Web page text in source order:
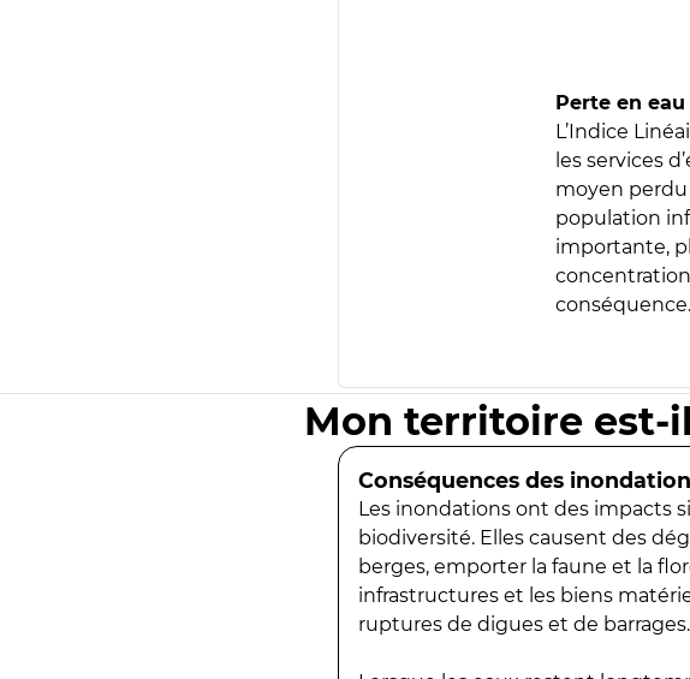
Perte en
L’Indice
les services
moyen perdu
population
importante,
conséquence.
Mon territoire est-
Conséquences des
Les inondations ont des impacts
biodiversité. Elles causent des
berges, emporter la faune et la
infrastructures et les biens
ruptures de digues et de barrages.